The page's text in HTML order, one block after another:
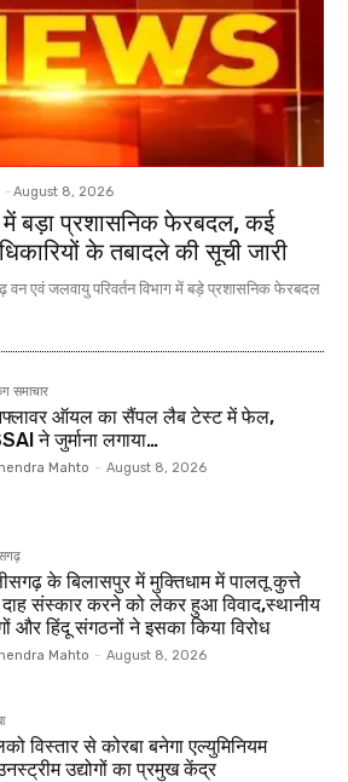
- August 8, 2026
में बड़ा प्रशासनिक फेरबदल, कई
के तबादले की सूची जारी
वन एवं जलवायु परिवर्तन विभाग में बड़े प्रशासनिक फेरबदल
समाचार
ऑयल का सैंपल लैब टेस्ट में फेल,
ने जुर्माना लगाया…
Mahto - August 8, 2026
के बिलासपुर में मुक्तिधाम में पालतू कुत्ते
संस्कार करने को लेकर हुआ विवाद,स्थानीय
और हिंदू संगठनों ने इसका किया विरोध
Mahto - August 8, 2026
विस्तार से कोरबा बनेगा एल्युमिनियम
उद्योगों का प्रमुख केंद्र